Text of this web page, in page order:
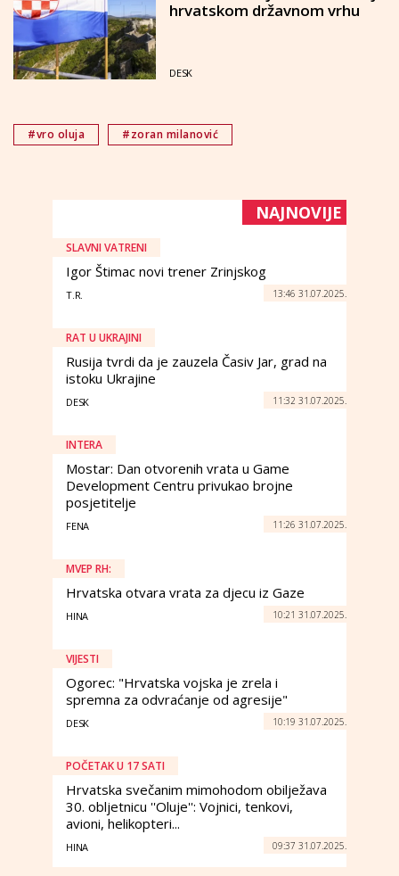
hrvatskom državnom vrhu
DESK
#vro oluja #zoran milanović
NAJNOVIJE
SLAVNI VATRENI
Igor Štimac novi trener Zrinjskog
T.R. 13:46 31.07.2025.
RAT U UKRAJINI
Rusija tvrdi da je zauzela Časiv Jar, grad na
istoku Ukrajine
DESK 11:32 31.07.2025.
INTERA
Mostar: Dan otvorenih vrata u Game
Development Centru privukao brojne
posjetitelje
FENA 11:26 31.07.2025.
MVEP RH:
Hrvatska otvara vrata za djecu iz Gaze
HINA 10:21 31.07.2025.
VIJESTI
Ogorec: "Hrvatska vojska je zrela i
spremna za odvraćanje od agresije"
DESK 10:19 31.07.2025.
POČETAK U 17 SATI
Hrvatska svečanim mimohodom obilježava
30. obljetnicu ''Oluje'': Vojnici, tenkovi,
avioni, helikopteri...
HINA 09:37 31.07.2025.